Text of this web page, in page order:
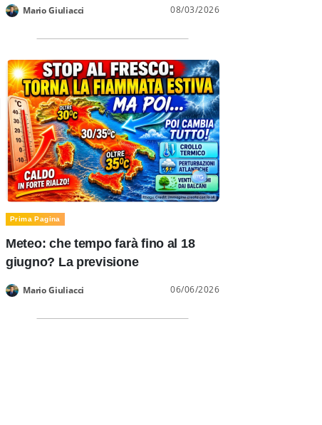
Mario Giuliacci 08/03/2026
Prima Pagina
Meteo: che tempo farà fino al 18
giugno? La previsione
Mario Giuliacci 06/06/2026